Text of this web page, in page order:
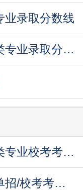
业录取分数线
武汉理工大学2014年美术类专业录取分数线
武汉理工大学2015年美术类专业校考考试题目
2013年武汉理工大学美术单招/校考考题（山东考点）